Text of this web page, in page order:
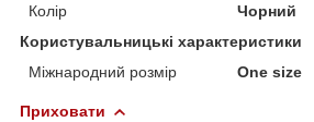
Колір
Чорний
Користувальницькі характеристики
Міжнародний розмір
One size
Приховати